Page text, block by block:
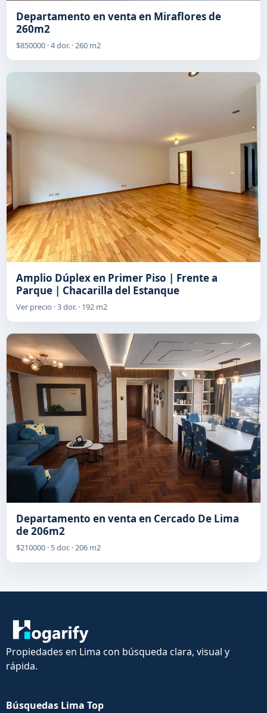
Departamento en venta en Miraflores de
260m2
$850000 · 4 dor. · 260 m2
Amplio Dúplex en Primer Piso | Frente a
Parque | Chacarilla del Estanque
Ver precio · 3 dor. · 192 m2
Departamento en venta en Cercado De Lima
de 206m2
$210000 · 5 dor. · 206 m2
Propiedades en Lima con búsqueda clara, visual y
rápida.
Búsquedas Lima Top